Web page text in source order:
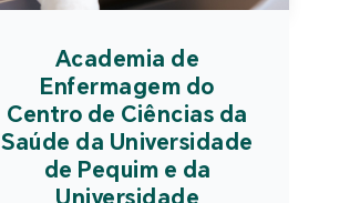
Academia de
Enfermagem do
Centro de Ciências da
Saúde da Universidade
de Pequim e da